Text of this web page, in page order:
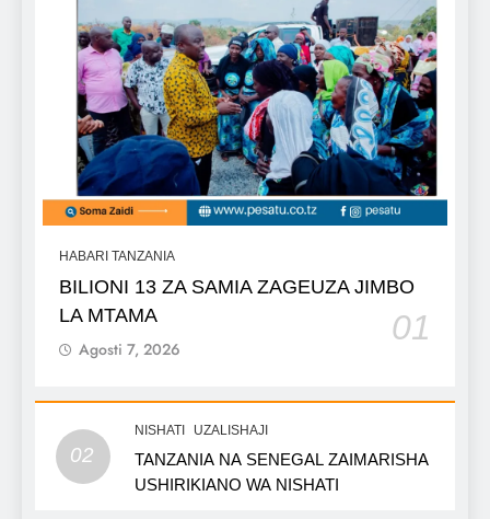
HABARI TANZANIA
BILIONI 13 ZA SAMIA ZAGEUZA JIMBO
LA MTAMA
01
Agosti 7, 2026
02
NISHATI UZALISHAJI
TANZANIA NA SENEGAL ZAIMARISHA
USHIRIKIANO WA NISHATI